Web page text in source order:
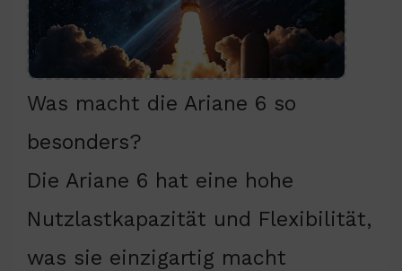
Was macht die Ariane 6 so
besonders?
Die Ariane 6 hat eine hohe
Nutzlastkapazität und Flexibilität,
was sie einzigartig macht